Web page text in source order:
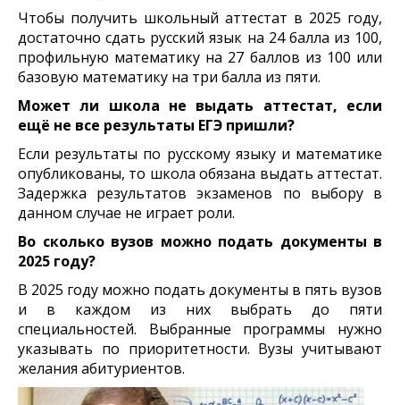
Чтобы получить школьный аттестат в 2025 году,
достаточно сдать русский язык на 24 балла из 100,
профильную математику на 27 баллов из 100 или
базовую математику на три балла из пяти.
Может ли школа не выдать аттестат, если
ещё не все результаты ЕГЭ пришли?
Если результаты по русскому языку и математике
опубликованы, то школа обязана выдать аттестат.
Задержка результатов экзаменов по выбору в
данном случае не играет роли.
Во сколько вузов можно подать документы в
2025 году?
В 2025 году можно подать документы в пять вузов
и в каждом из них выбрать до пяти
специальностей. Выбранные программы нужно
указывать по приоритетности. Вузы учитывают
желания абитуриентов.